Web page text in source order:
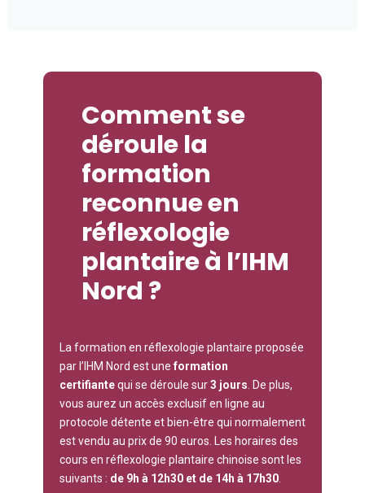
Comment se
déroule la
formation
reconnue en
réflexologie
plantaire à l’IHM
Nord ?
La formation en réflexologie plantaire proposée
par l’IHM Nord est une formation
certifiantequi se déroule sur3 jours . De plus,
vous aurez un accès exclusif en ligne au
protocole détente et bien-être qui normalement
est vendu au prix de 90 euros. Les horaires des
cours en réflexologie plantaire chinoise sont les
suivants : de 9h à 12h30 et de 14h à 17h30.